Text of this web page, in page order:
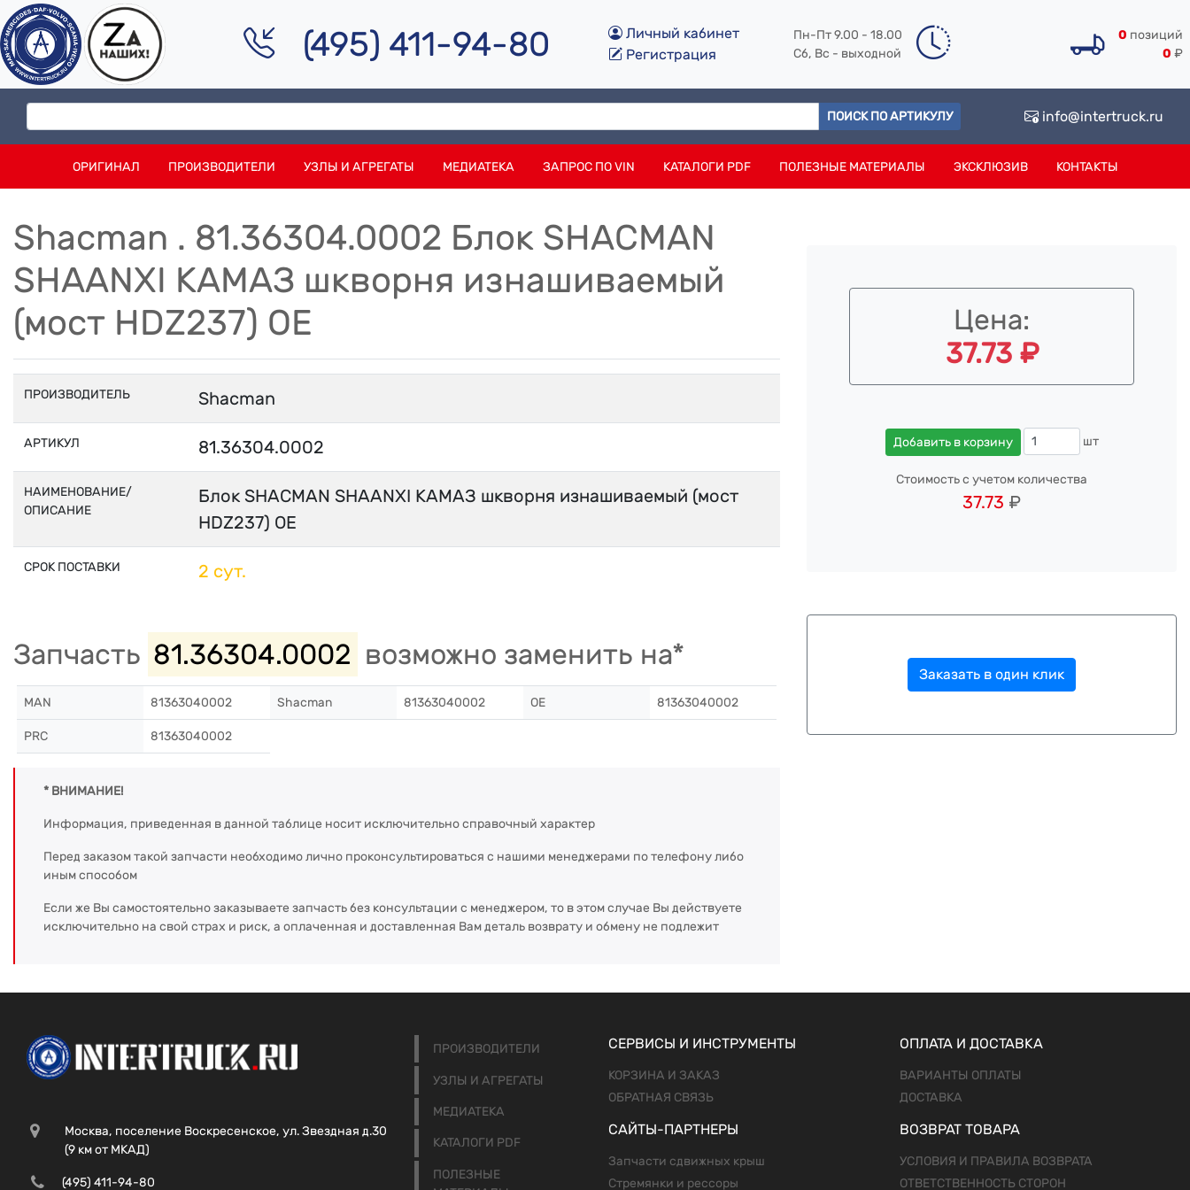
(495) 411-94-80
Личный кабинет
Регистрация
Пн-Пт 9.00 - 18.00
Сб, Вс - выходной
0 позиций
0 ₽
ПОИСК ПО АРТИКУЛУ info@intertruck.ru
ОРИГИНАЛ ПРОИЗВОДИТЕЛИ УЗЛЫ И АГРЕГАТЫ МЕДИАТЕКА ЗАПРОС ПО VIN КАТАЛОГИ PDF ПОЛЕЗНЫЕ МАТЕРИАЛЫ ЭКСКЛЮЗИВ КОНТАКТЫ
Shacman . 81.36304.0002 Блок SHACMAN
SHAANXI КАМАЗ шкворня изнашиваемый
(мост HDZ237) OE
ПРОИЗВОДИТЕЛЬ Shacman
АРТИКУЛ 81.36304.0002
НАИМЕНОВАНИЕ/
ОПИСАНИЕ
Блок SHACMAN SHAANXI КАМАЗ шкворня изнашиваемый (мост
HDZ237) OE
СРОК ПОСТАВКИ 2 сут.
Запчасть 81.36304.0002 возможно заменить на*
MAN 81363040002 Shacman 81363040002 OE 81363040002
PRC 81363040002
* ВНИМАНИЕ!
Информация, приведенная в данной таблице носит исключительно справочный характер
Перед заказом такой запчасти необходимо лично проконсультироваться с нашими менеджерами по телефону либо
иным способом
Если же Вы самостоятельно заказываете запчасть без консультации с менеджером, то в этом случае Вы действуете
исключительно на свой страх и риск, а оплаченная и доставленная Вам деталь возврату и обмену не подлежит
Цена:
37.73 ₽
Добавить в корзину шт
Стоимость с учетом количества
37.73 ₽
Заказать в один клик
Москва, поселение Воскресенское, ул. Звездная д.30
(9 км от МКАД)
(495) 411-94-80
ПРОИЗВОДИТЕЛИ
УЗЛЫ И АГРЕГАТЫ
МЕДИАТЕКА
КАТАЛОГИ PDF
ПОЛЕЗНЫЕ
СЕРВИСЫ И ИНСТРУМЕНТЫ
КОРЗИНА И ЗАКАЗ
ОБРАТНАЯ СВЯЗЬ
САЙТЫ-ПАРТНЕРЫ
Запчасти сдвижных крыш
Стремянки и рессоры
ОПЛАТА И ДОСТАВКА
ВАРИАНТЫ ОПЛАТЫ
ДОСТАВКА
ВОЗВРАТ ТОВАРА
УСЛОВИЯ И ПРАВИЛА ВОЗВРАТА
ОТВЕТСТВЕННОСТЬ СТОРОН